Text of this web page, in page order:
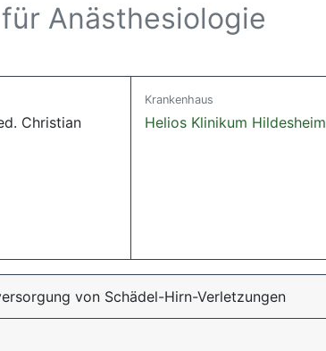
Anästhesiologie
Christian
Krankenhaus
Helios Klinikum Hildesheim
von Schädel-Hirn-Verletzungen